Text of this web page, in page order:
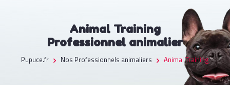
Animal Training
Professionnel animalier
Pupuce.fr Nos Professionnels animaliers Animal Training